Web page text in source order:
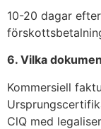
10-20 dagar
6. Vilka
Kommersiell
ClQ med